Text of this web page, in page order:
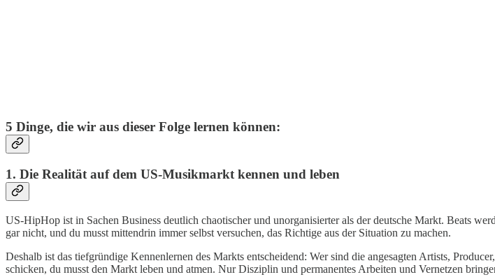
5 Dinge, die wir aus dieser Folge lernen können:
1. Die Realität auf dem US-Musikmarkt kennen und leben
US-HipHop ist in Sachen Business deutlich chaotischer und unorganisierter als der deutsche Markt. Beats
gar nicht, und du musst mittendrin immer selbst versuchen, das Richtige aus der Situation zu machen.
Deshalb ist das tiefgründige Kennenlernen des Markts entscheidend: Wer sind die angesagten Artists,
schicken, du musst den Markt leben und atmen. Nur Disziplin und permanentes Arbeiten und Vernetzen